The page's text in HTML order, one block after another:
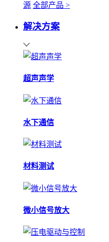
源 全部产品 >
解决方案
超声声学
水下通信
材料测试
微小信号放大